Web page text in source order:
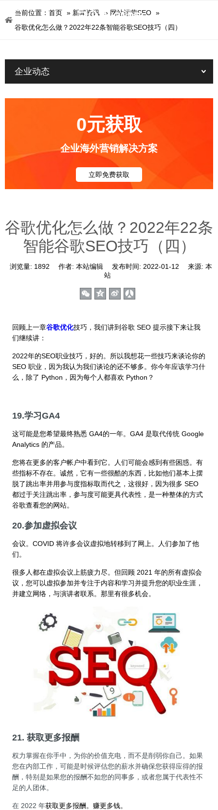
当前位置： 首页 » 新闻资讯 » 网站运营SEO »
谷歌优化怎么做？2022年22条智能谷歌SEO技巧（四）
企业动态
0元获取
企业海外营销解决方案
立即免费获取
谷歌优化怎么做？2022年22条
智能谷歌SEO技巧（四）
浏览量: 1892 作者: 本站编辑 发布时间: 2022-01-12 来源: 本
站
回顾上一章谷歌优化技巧，我们讲到谷歌 SEO 提示接下来让我
们继续讲：
2022年的SEO职业技巧，好的。所以我想花一些技巧来谈论你的
SEO 职业，因为我认为我们谈论的还不够多。你今年应该学习什
么，除了 Python，因为每个人都喜欢 Python？
19.学习GA4
这可能是您希望最终熟悉 GA4的一年。GA4 是取代传统 Google
Analytics 的产品。
您将在更多的客户帐户中看到它。人们可能会感到有些困惑。有
些指标不存在。诚然，它有一些很酷的东西，比如他们基本上摆
脱了跳出率并用参与度指标取而代之，这很好，因为很多 SEO
都过于关注跳出率，参与度可能更具代表性，是一种整体的方式
谷歌查看您的网站。
20.参加虚拟会议
会议。COVID 将许多会议虚拟地转移到了网上。人们参加了他
们。
很多人都在虚拟会议上筋疲力尽。但回顾 2021 年的所有虚拟会
议，您可以虚拟参加并专注于内容和学习并提升您的职业生涯，
并建立网络，与演讲者联系。那里有很多机会。
21. 获取更多报酬
权力掌握在你手中，为你的价值充电，而不是削弱你自己。如果
您在内部工作，可能是时候评估您的薪水并确保您获得应得的报
酬，特别是如果您的报酬不如您的同事多，或者您属于代表性不
足的人团体。
在 2022 年获取更多报酬。赚更多钱。